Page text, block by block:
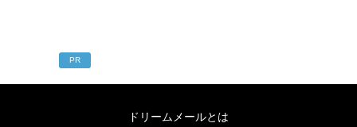
PR
ドリームメールとは